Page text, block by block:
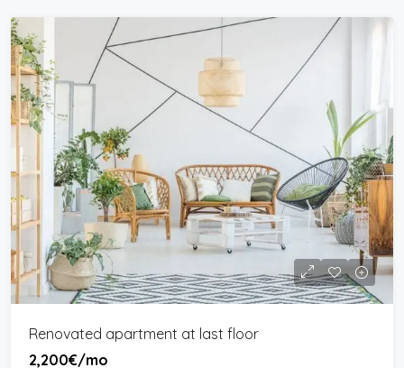
Renovated apartment at last floor
2,200€/mo